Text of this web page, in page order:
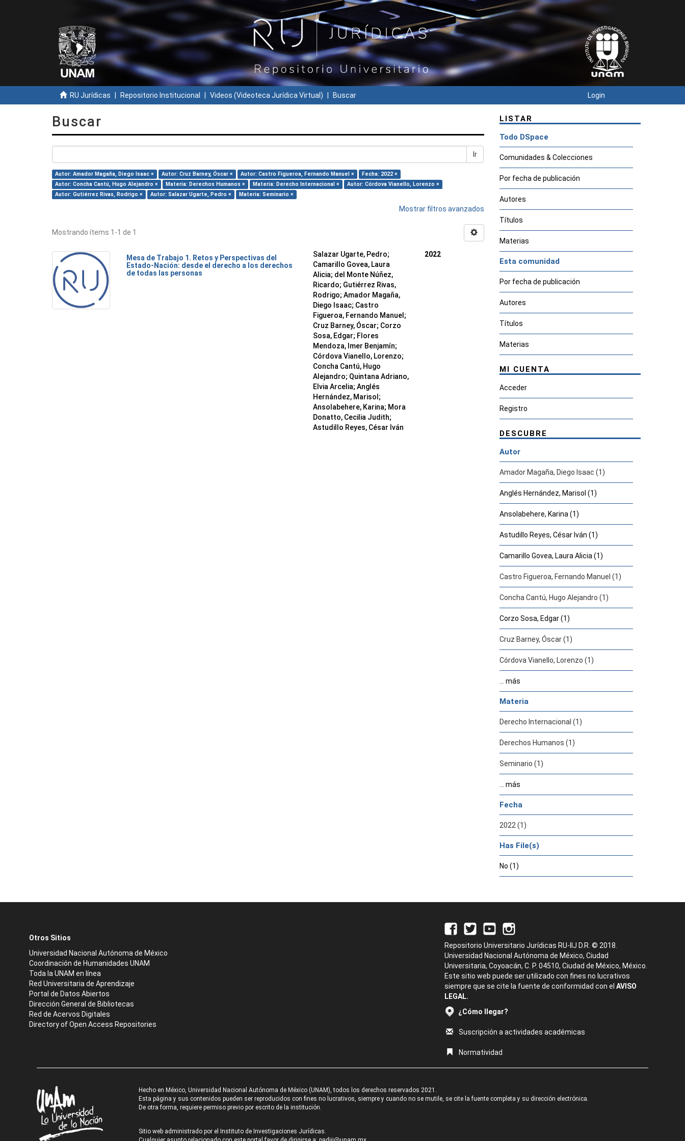
RU Jurídicas Repositorio Institucional Videos (Videoteca Jurídica Virtual) Buscar Login
Buscar
Ir
Autor: Amador Magaña, Diego Isaac × Autor: Cruz Barney, Óscar × Autor: Castro Figueroa, Fernando Manuel ×
Fecha: 2022 ×
Autor: Concha Cantú, Hugo Alejandro ×
Materia: Derechos Humanos × Materia: Derecho Internacional ×
Autor: Córdova Vianello, Lorenzo ×
Autor: Gutiérrez Rivas, Rodrigo ×
Autor: Salazar Ugarte, Pedro × Materia: Seminario ×
Mostrar filtros avanzados
Mostrando ítems 1-1 de 1
Mesa de Trabajo 1. Retos y Perspectivas del
Estado-Nación: desde el derecho a los derechos
de todas las personas
Salazar Ugarte, Pedro;
Camarillo Govea, Laura
Alicia; del Monte Núñez,
Ricardo; Gutiérrez Rivas,
Rodrigo; Amador Magaña,
Diego Isaac; Castro
Figueroa, Fernando Manuel ;
Cruz Barney, Óscar; Corzo
Sosa, Edgar; Flores
Mendoza, Imer Benjamín;
Córdova Vianello, Lorenzo;
Concha Cantú, Hugo
Alejandro; Quintana Adriano,
Elvia Arcelia; Anglés
Hernández, Marisol ;
Ansolabehere, Karina; Mora
Donatto, Cecilia Judith;
Astudillo Reyes, César Iván
2022
LISTAR
Todo DSpace
Comunidades & Colecciones
Por fecha de publicación
Autores
Títulos
Materias
Esta comunidad
Por fecha de publicación
Autores
Títulos
Materias
MI CUENTA
Acceder
Registro
DESCUBRE
Autor
Amador Magaña, Diego Isaac (1)
Anglés Hernández, Marisol (1)
Ansolabehere, Karina (1)
Astudillo Reyes, César Iván (1)
Camarillo Govea, Laura Alicia (1)
Castro Figueroa, Fernando Manuel (1)
Concha Cantú, Hugo Alejandro (1)
Corzo Sosa, Edgar (1)
Cruz Barney, Óscar (1)
Córdova Vianello, Lorenzo (1)
... más
Materia
Derecho Internacional (1)
Derechos Humanos (1)
Seminario (1)
... más
Fecha
2022 (1)
Has File(s)
No (1)
Otros Sitios
Universidad Nacional Autónoma de México
Coordinación de Humanidades UNAM
Toda la UNAM en línea
Red Universitaria de Aprendizaje
Portal de Datos Abiertos
Dirección General de Bibliotecas
Red de Acervos Digitales
Directory of Open Access Repositories
Repositorio Universitario Jurídicas RU-IIJ D.R. © 2018.
Universidad Nacional Autónoma de México, Ciudad
Universitaria, Coyoacán, C. P. 04510, Ciudad de México, México.
Este sitio web puede ser utilizado con fines no lucrativos
siempre que se cite la fuente de conformidad con el AVISO
LEGAL.
¿Cómo llegar?
Suscripción a actividades académicas
Normatividad
Hecho en México, Universidad Nacional Autónoma de México (UNAM), todos los derechos reservados 2021.
Esta página y sus contenidos pueden ser reproducidos con fines no lucrativos, siempre y cuando no se mutile, se cite la fuente completa y su dirección electrónica.
De otra forma, requiere permiso previo por escrito de la institución.
Sitio web administrado por el Instituto de Investigaciones Jurídicas.